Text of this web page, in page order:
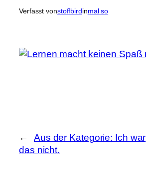
Verfasst vonstoffbirdinmal so
←
Aus der Kategorie: Ich war
das nicht.